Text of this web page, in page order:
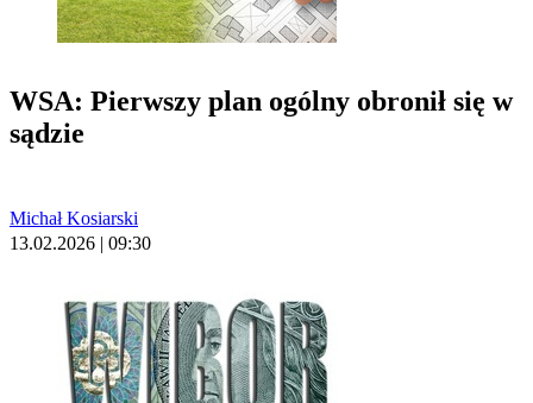
WSA: Pierwszy plan ogólny obronił się w
sądzie
Michał Kosiarski
13.02.2026 | 09:30